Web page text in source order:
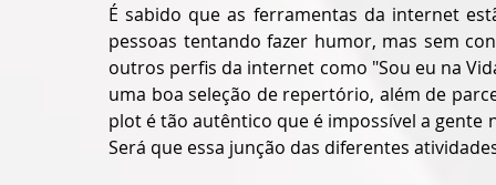
É sabido que as ferramentas da internet
pessoas tentando fazer humor, mas sem
outros perfis da internet como "Sou eu na
uma boa seleção de repertório, além de
plot é tão autêntico que é impossível a
Será que essa junção das diferentes